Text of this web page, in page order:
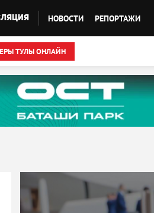
НОВОСТИ РЕПОРТАЖИ
ТУЛЫ ОНЛАЙН